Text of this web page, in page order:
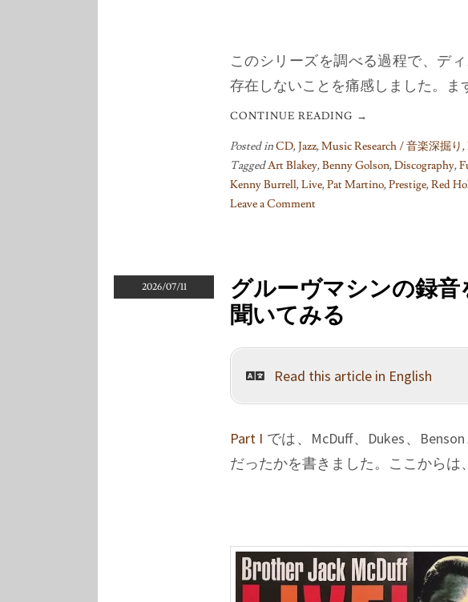
このシリーズを調べる過程で、デ
存在しないことを痛感しました。ま
CONTINUE READING →
Posted inCD,Jazz,Music Research / 音楽深掘り,
TaggedArt Blakey,Benny Golson,Discography,
Kenny Burrell,Live,Pat Martino,Prestige,Red
Leave a Comment
ー
ヴ
マ
ン
録
を
い
(III):
2026/07/11
グルーヴマシンの録
聞いてみる
Read this article in English
Part I では、McDuff、Dukes、
だったかを書きました。ここからは